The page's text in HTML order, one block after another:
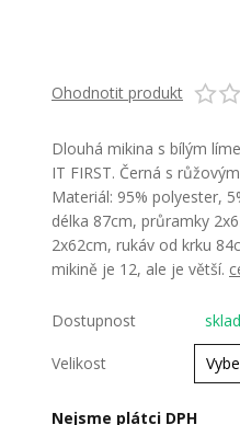
Ohodnotit produkt
Dlouhá mikina s bílým
IT FIRST. Černá s
Materiál: 95% polyester,
délka 87cm, průramky
2x62cm, rukáv od krku
mikině je 12, ale je větší.
Dostupnost
Velikost
Nejsme plátci DPH